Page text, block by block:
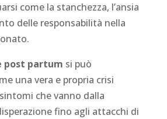
come la stanchezza, l’ansia
delle responsabilità nella
post partum si può
una vera e propria crisi
che vanno dalla
fino agli attacchi di